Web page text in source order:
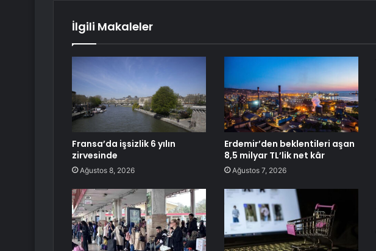
İlgili Makaleler
Fransa’da işsizlik 6 yılın
zirvesinde
Ağustos 8, 2026
Erdemir’den beklentileri aşan
8,5 milyar TL’lik net kâr
Ağustos 7, 2026